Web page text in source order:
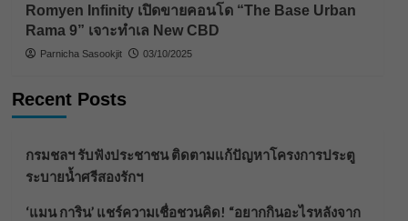
Romyen Infinity เปิดขายคอนโด “The Base Urban
Rama 9” เจาะทำเล New CBD
Parnicha Sasookjit 03/10/2025
Recent Posts
กรมชลฯ รับฟังประชาชน ติดตามแก้ปัญหาโครงการประตู
ระบายน้ำศรีสองรักฯ
‘แมน การิน’ แชร์ความเชื่อชวนคิด! “อยากกินอะไรหลังจาก